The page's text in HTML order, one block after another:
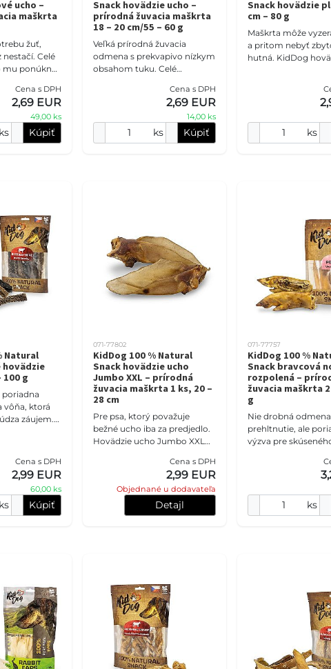
ucho –
maškrta
žuť,
Celé
mu ponúkne
v
čeľus
Cena s DPH
2,69 EUR
49,00 ks
ks Kúpiť
Snack hovädzie ucho –
prírodná žuvacia maškrta
18 – 20 cm/55 – 60 g
Veľká prírodná žuvacia
odmena s prekvapivo nízkym
obsahom tuku. Celé
cm, obsahuje až 84 %
bielkovín a iba 1,8 % tuku. Pev
Cena s DPH
2,69 EUR
14,00 ks
ks Kúpiť
Snack hovädzie
cm – 80 g
Maškrta môže
a pritom nebyť
hutná. KidDog
ľahko ich nalámete
ks
Natural
hovädzie
100 g
poriadna
vôňa, ktorá
záujem.
odmena zo
Cena s DPH
2,99 EUR
60,00 ks
ks Kúpiť
071-77802
KidDog 100 % Natural
Snack hovädzie ucho
Jumbo XXL – prírodná
žuvacia maškrta 1 ks, 20 –
28 cm
Pre psa, ktorý považuje
bežné ucho iba za predjedlo.
Hovädzie ucho Jumbo XXL
ponúka veľkorysý priestor na
prirodzené žuvanie. O
Cena s DPH
2,99 EUR
Objednané u dodavateľa
Detajl
071-77757
KidDog 100 %
Snack bravcová
rozpolená –
žuvacia maškrta
g
Nie drobná
prehltnutie, ale
výzva pre
bravčová nožička s
cm spája kožu,
ks